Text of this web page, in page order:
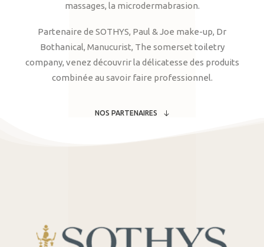
massages, la microdermabrasion.
Partenaire de SOTHYS, Paul & Joe make-up, Dr
Bothanical, Manucurist, The somerset toiletry
company, venez découvrir la délicatesse des produits
combinée au savoir faire professionnel.
NOS PARTENAIRES